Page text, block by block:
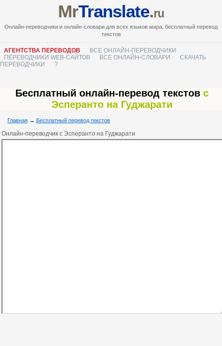
MrTranslate.ru
Онлайн-переводчики и онлайн-словари для всех языков мира, бесплатный перевод
текстов
АГЕНТСТВА ПЕРЕВОДОВ
ВСЕ ОНЛАЙН-ПЕРЕВОДЧИКИ
ПЕРЕВОДЧИКИ WEB-САЙТОВ
ВСЕ ОНЛАЙН-СЛОВАРИ
СКАЧАТЬ
ПЕРЕВОДЧИКИ
?
Бесплатный онлайн-перевод текстов с
Эсперанто на Гуджарати
Главная → Бесплатный перевод текстов
Онлайн-переводчик с Эсперанто на Гуджарати